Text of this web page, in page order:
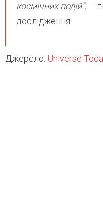
космічних подій”, —
дослідження.
Джерело: Universe